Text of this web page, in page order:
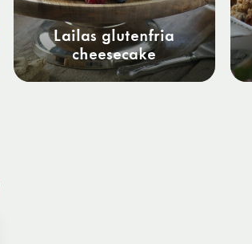
Lailas glutenfria
cheesecake